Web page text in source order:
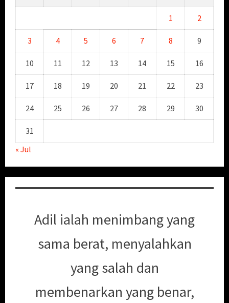
1 2
3 4 5 6 7 8 9
10 11 12 13 14 15 16
17 18 19 20 21 22 23
24 25 26 27 28 29 30
31
« Jul
Adil ialah menimbang yang
sama berat, menyalahkan
yang salah dan
membenarkan yang benar,